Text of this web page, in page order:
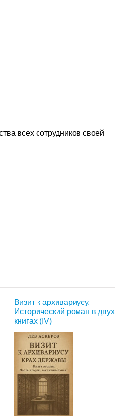
всех сотрудников своей
Визит к архивариусу.
Исторический роман в двух
книгах (IV)